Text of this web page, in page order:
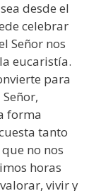
desde el
celebrar
Señor nos
eucaristía.
para
forma
tanto
no nos
horas
vivir y